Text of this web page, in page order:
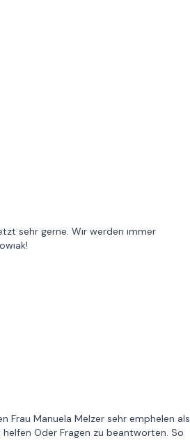
sehr gerne. Wır werden ımmer
Frau Manuela Melzer sehr emphelen als
Oder Fragen zu beantworten. So